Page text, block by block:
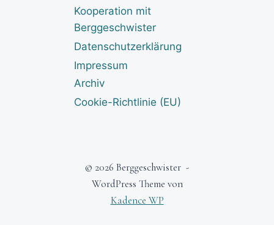
Kooperation mit
Berggeschwister
Datenschutzerklärung
Impressum
Archiv
Cookie-Richtlinie (EU)
© 2026 Berggeschwister -
WordPress Theme von
Kadence WP